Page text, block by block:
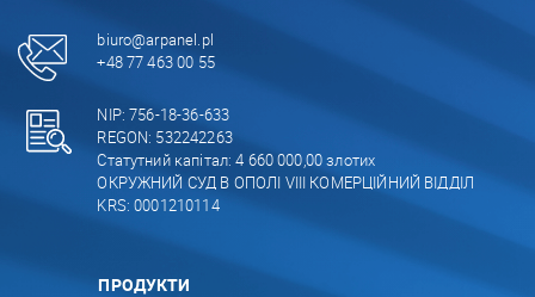
biuro@arpanel.pl
+48 77 463 00 55
NIP: 756-18-36-633
REGON: 532242263
Статутний капітал: 4 660 000,00 злотих
ОКРУЖНИЙ СУД В ОПОЛІ VIII КОМЕРЦІЙНИЙ ВІДДІЛ
KRS: 0001210114
ПРОДУКТИ